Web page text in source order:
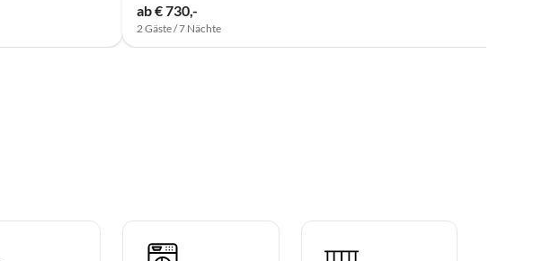
ab € 730,-
2 Gäste / 7 Nächte